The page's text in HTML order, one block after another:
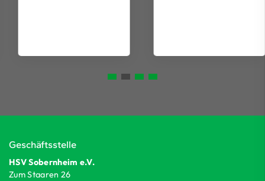
Geschäftsstelle
HSV Sobernheim e.V.
Zum Staaren 26